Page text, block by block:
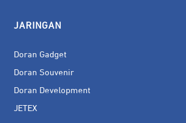
JARINGAN
Doran Gadget
Doran Souvenir
Doran Development
JETEX